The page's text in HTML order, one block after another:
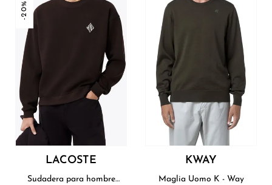
-20%
LACOSTE
Sudadera para hombre
KWAY
Maglia Uomo K - Way